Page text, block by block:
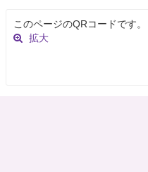
このページのQRコードです。
拡大